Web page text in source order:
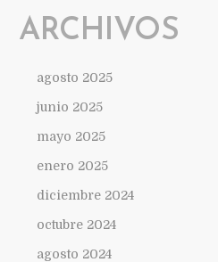
ARCHIVOS
agosto 2025
junio 2025
mayo 2025
enero 2025
diciembre 2024
octubre 2024
agosto 2024